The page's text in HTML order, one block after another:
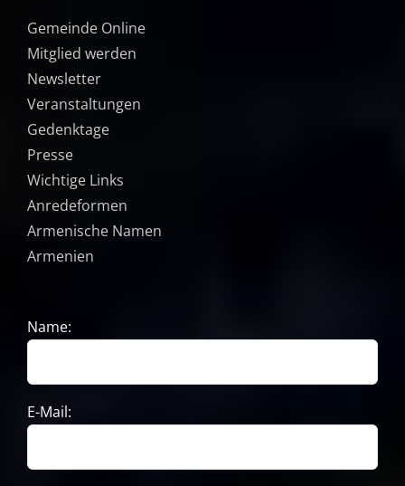
Gemeinde Online
Mitglied werden
Newsletter
Veranstaltungen
Gedenktage
Presse
Wichtige Links
Anredeformen
Armenische Namen
Armenien
Name:
E-Mail: